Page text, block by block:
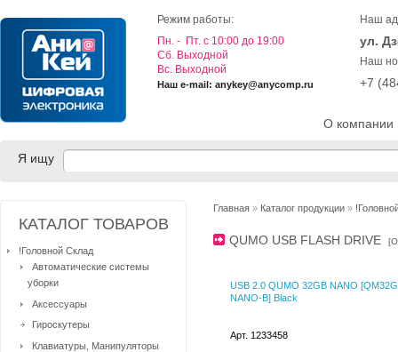
О компании
Режим работы:
Пн. - Пт. с 10:00 до 19:00
Cб. Выходной
Вс. Выходной
Наш e-mail: anykey@anycomp.ru
Наш
ул.
Наш
+7
Я ищу
Главная » Каталог продукции »
QUMO USB FLASH DRIVE [
USB 2.0 QUMO 32GB NANO
NANO-B] Black
Арт. 1233458
КАТАЛОГ ТОВАРОВ
!Головной Склад
Автоматические системы
уборки
Аксессуары
Гироскутеры
Клавиатуры, Манипуляторы